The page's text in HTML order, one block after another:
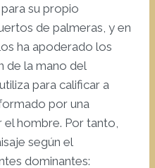
su propio
de palmeras, y en
ha apoderado los
de la mano del
para calificar a
por una
hombre. Por tanto,
según el
dominantes: